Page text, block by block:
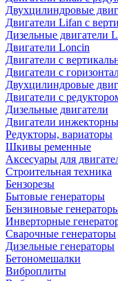
Двухцилиндровые
Двигатели Lifan с
Дизельные двигатели
Двигатели Loncin
Двигатели с
Двигатели с
Двухцилиндровые
Двигатели с
Дизельные двигатели
Двигатели
Редукторы, вариаторы
Шкивы ременные
Аксесуары для
Строительная техника
Бензорезы
Бытовые генераторы
Бензиновые
Инверторные
Сварочные генераторы
Дизельные генераторы
Бетономешалки
Виброплиты